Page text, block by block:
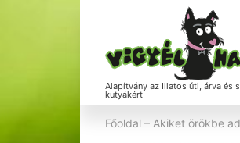
Alapítvány az Illatos úti, árva és
kutyákért
Főoldal – Akiket örökbe